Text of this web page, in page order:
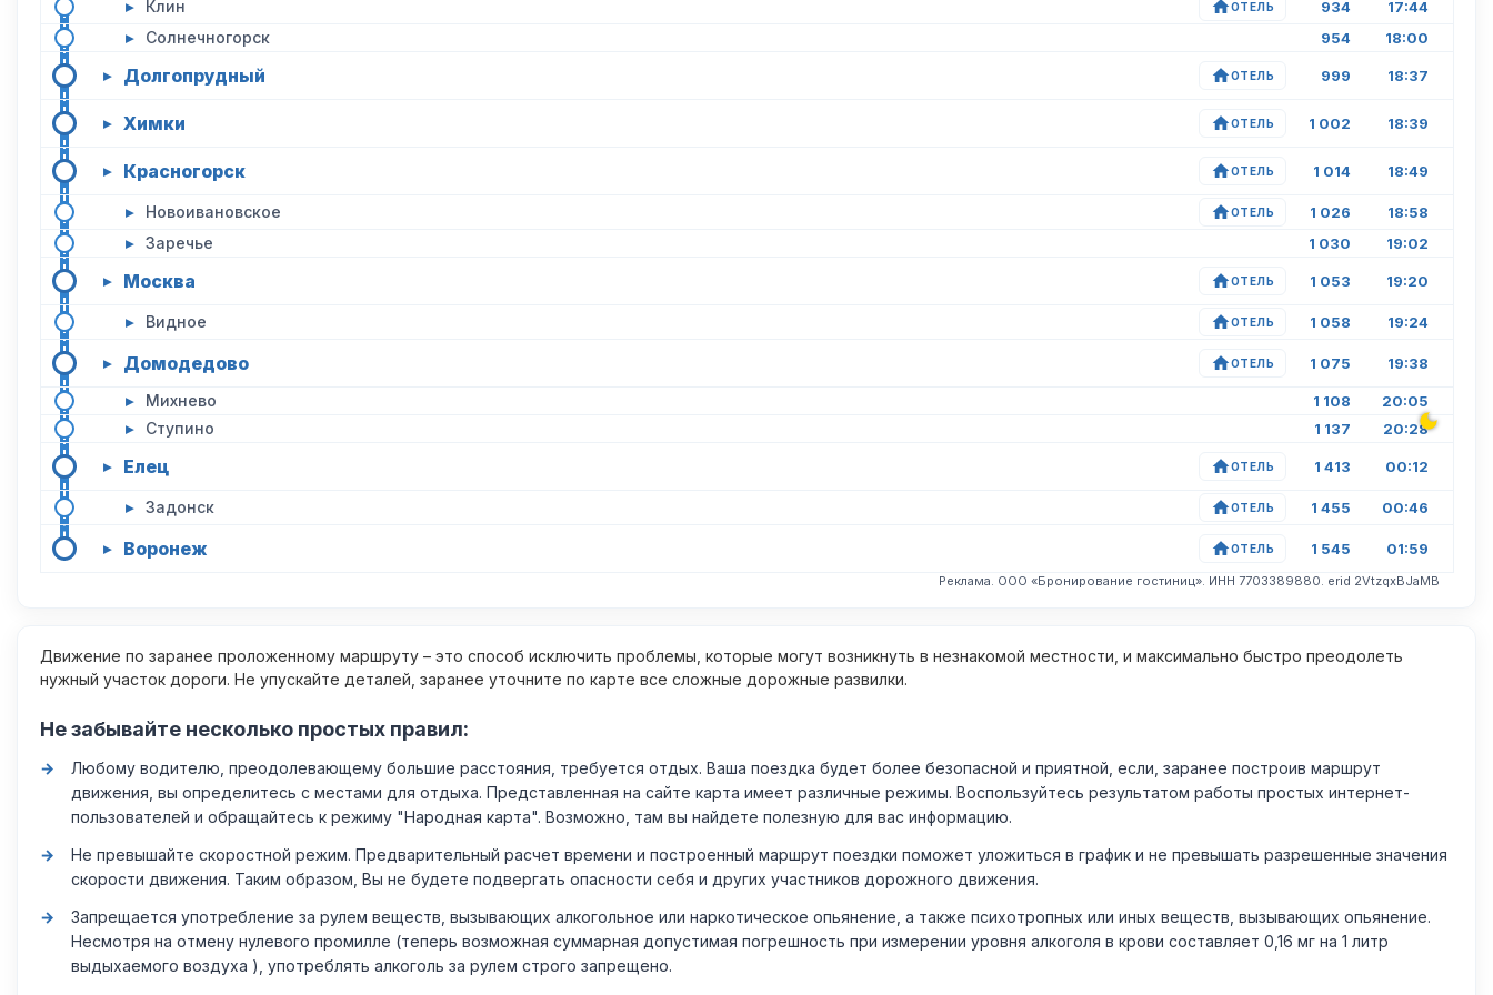
▸ Клин ОТЕЛЬ 934 17:44
▸ Солнечногорск 954 18:00
▸ Долгопрудный ОТЕЛЬ 999 18:37
▸ Химки ОТЕЛЬ 1 002 18:39
▸ Красногорск ОТЕЛЬ 1 014 18:49
▸ Новоивановское ОТЕЛЬ 1 026 18:58
▸ Заречье 1 030 19:02
▸ Москва ОТЕЛЬ 1 053 19:20
▸ Видное ОТЕЛЬ 1 058 19:24
▸ Домодедово ОТЕЛЬ 1 075 19:38
▸ Михнево 1 108 20:05
▸ Ступино 1 137 20:28
▸ Елец ОТЕЛЬ 1 413 00:12
▸ Задонск ОТЕЛЬ 1 455 00:46
▸ Воронеж ОТЕЛЬ 1 545 01:59
Реклама. ООО «Бронирование гостиниц». ИНН 7703389880. erid 2VtzqxBJaMB
Движение по заранее проложенному маршруту – это способ исключить проблемы, которые могут возникнуть в незнакомой местности, и максимально быстро преодолеть
нужный участок дороги. Не упускайте деталей, заранее уточните по карте все сложные дорожные развилки.
Не забывайте несколько простых правил:
Любому водителю, преодолевающему большие расстояния, требуется отдых. Ваша поездка будет более безопасной и приятной, если, заранее построив маршрут
движения, вы определитесь с местами для отдыха. Представленная на сайте карта имеет различные режимы. Воспользуйтесь результатом работы простых интернет-
пользователей и обращайтесь к режиму "Народная карта". Возможно, там вы найдете полезную для вас информацию.
Не превышайте скоростной режим. Предварительный расчет времени и построенный маршрут поездки поможет уложиться в график и не превышать разрешенные значения
скорости движения. Таким образом, Вы не будете подвергать опасности себя и других участников дорожного движения.
Запрещается употребление за рулем веществ, вызывающих алкогольное или наркотическое опьянение, а также психотропных или иных веществ, вызывающих опьянение.
Несмотря на отмену нулевого промилле (теперь возможная суммарная допустимая погрешность при измерении уровня алкоголя в крови составляет 0,16 мг на 1 литр
выдыхаемого воздуха ), употреблять алкоголь за рулем строго запрещено.